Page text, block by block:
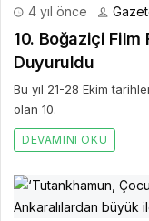
4 yıl önce
10. Boğaziçi Film
Duyuruldu
Bu yıl 21-28 Ekim
olan 10.
DEVAMINI OKU